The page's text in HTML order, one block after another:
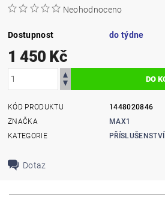
Neohodnoceno
Dostupnost do týdne
1 450 Kč
KÓD PRODUKTU
1448020846
ZNAČKA
MAX1
KATEGORIE
PŘÍSLUŠENSTVÍ
Dotaz